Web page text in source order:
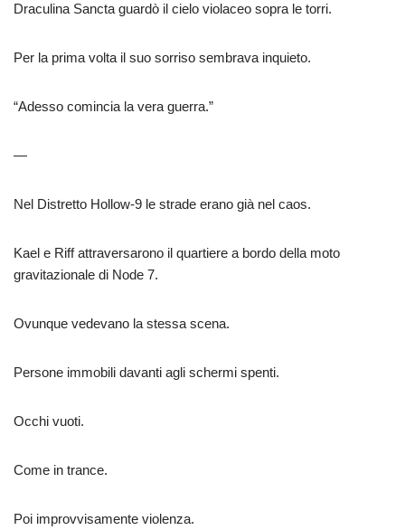
Draculina Sancta guardò il cielo violaceo sopra le torri.
Per la prima volta il suo sorriso sembrava inquieto.
“Adesso comincia la vera guerra.”
—
Nel Distretto Hollow-9 le strade erano già nel caos.
Kael e Riff attraversarono il quartiere a bordo della moto
gravitazionale di Node 7.
Ovunque vedevano la stessa scena.
Persone immobili davanti agli schermi spenti.
Occhi vuoti.
Come in trance.
Poi improvvisamente violenza.